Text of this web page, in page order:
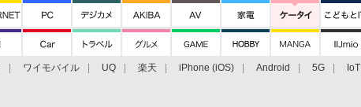
ワイモバイル UQ 楽天 iPhone (iOS) Android 5G IoT